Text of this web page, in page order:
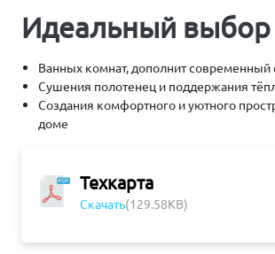
Техкарта
Скачать(129.58KB)
Идеальный выбор
Ванных комнат, дополнит современный
Сушения полотенец и поддержания
Создания комфортного и уютного
доме